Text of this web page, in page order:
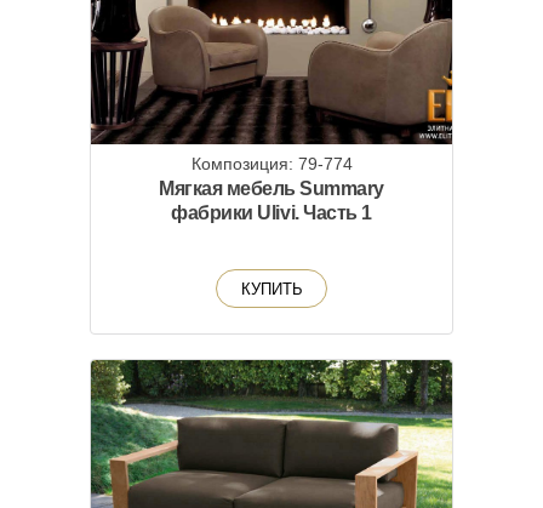
Композиция: 79-774
Мягкая мебель Summary
фабрики Ulivi. Часть 1
КУПИТЬ